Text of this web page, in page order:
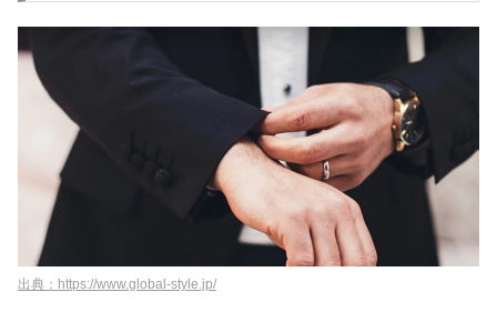
出典：https://www.global-style.jp/